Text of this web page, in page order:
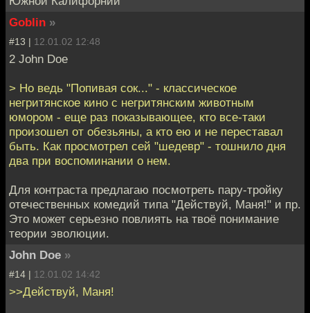
Goblin »
#13 | 12.01.02 12:48
2 John Doe
> Но ведь "Попивая сок..." - классическое
негритянское кино с негритянским животным
юмором - еще раз показывающее, кто все-таки
произошел от обезьяны, а кто ею и не переставал
быть. Как просмотрел сей "шедевр" - тошнило дня
два при воспоминании о нем.
Для контраста предлагаю посмотреть пару-тройку
отечественных комедий типа "Действуй, Маня!" и пр.
Это может серьезно повлиять на твоё понимание
теории эволюции.
John Doe »
#14 | 12.01.02 14:42
>>Действуй, Маня!